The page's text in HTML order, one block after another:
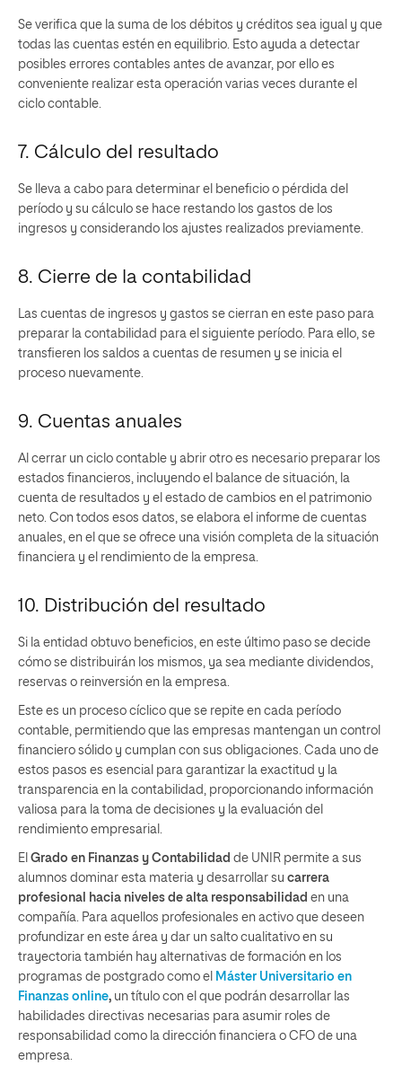
Se verifica que la suma de los débitos y créditos sea igual y que
todas las cuentas estén en equilibrio. Esto ayuda a detectar
posibles errores contables antes de avanzar, por ello es
conveniente realizar esta operación varias veces durante el
ciclo contable.
7. Cálculo del resultado
Se lleva a cabo para determinar el beneficio o pérdida del
período y su cálculo se hace restando los gastos de los
ingresos y considerando los ajustes realizados previamente.
8. Cierre de la contabilidad
Las cuentas de ingresos y gastos se cierran en este paso para
preparar la contabilidad para el siguiente período. Para ello, se
transfieren los saldos a cuentas de resumen y se inicia el
proceso nuevamente.
9. Cuentas anuales
Al cerrar un ciclo contable y abrir otro es necesario preparar los
estados financieros, incluyendo el balance de situación, la
cuenta de resultados y el estado de cambios en el patrimonio
neto. Con todos esos datos, se elabora el informe de cuentas
anuales, en el que se ofrece una visión completa de la situación
financiera y el rendimiento de la empresa.
10. Distribución del resultado
Si la entidad obtuvo beneficios, en este último paso se decide
cómo se distribuirán los mismos, ya sea mediante dividendos,
reservas o reinversión en la empresa.
Este es un proceso cíclico que se repite en cada período
contable, permitiendo que las empresas mantengan un control
financiero sólido y cumplan con sus obligaciones. Cada uno de
estos pasos es esencial para garantizar la exactitud y la
transparencia en la contabilidad, proporcionando información
valiosa para la toma de decisiones y la evaluación del
rendimiento empresarial.
El Grado en Finanzas y Contabilidad de UNIR permite a sus
alumnos dominar esta materia y desarrollar su carrera
profesional hacia niveles de alta responsabilidad en una
compañía. Para aquellos profesionales en activo que deseen
profundizar en este área y dar un salto cualitativo en su
trayectoria también hay alternativas de formación en los
programas de postgrado como el Máster Universitario en
Finanzas online, un título con el que podrán desarrollar las
habilidades directivas necesarias para asumir roles de
responsabilidad como la dirección financiera o CFO de una
empresa.